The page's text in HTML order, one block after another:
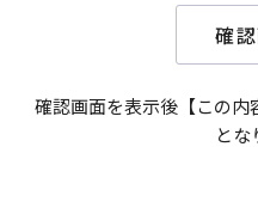
確認画面を表示後【この
とな